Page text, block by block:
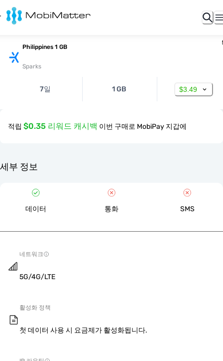
Philippines 1 GB
Sparks
7일 1 GB $3.49
적립 $0.35 리워드 캐시백 이번 구매로 MobiPay 지갑에
세부 정보
데이터 통화 SMS
네트워크
5G/4G/LTE
활성화 정책
첫 데이터 사용 시 요금제가 활성화됩니다.